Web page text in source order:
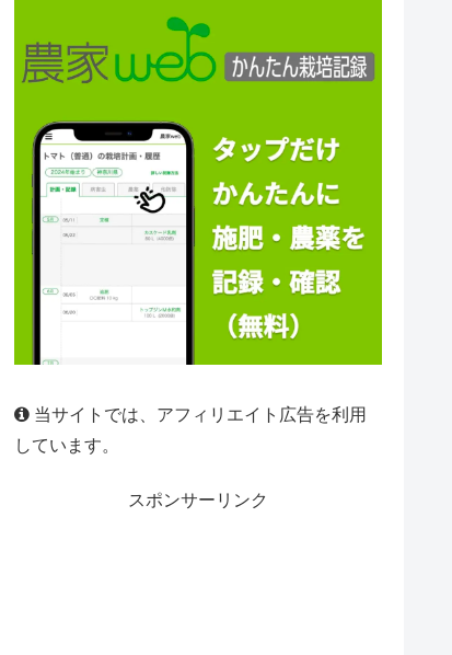
当サイトでは、アフィリエイト広告を利用
しています。
スポンサーリンク